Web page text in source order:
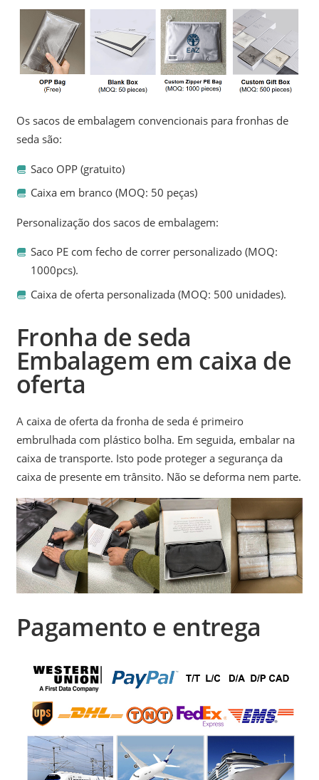
Os sacos de embalagem convencionais para fronhas de
seda são:
Saco OPP (gratuito)
Caixa em branco (MOQ: 50 peças)
Personalização dos sacos de embalagem:
Saco PE com fecho de correr personalizado (MOQ:
1000pcs).
Caixa de oferta personalizada (MOQ: 500 unidades).
Fronha de seda
Embalagem em caixa de
oferta
A caixa de oferta da fronha de seda é primeiro
embrulhada com plástico bolha. Em seguida, embalar na
caixa de transporte. Isto pode proteger a segurança da
caixa de presente em trânsito. Não se deforma nem parte.
Pagamento e entrega